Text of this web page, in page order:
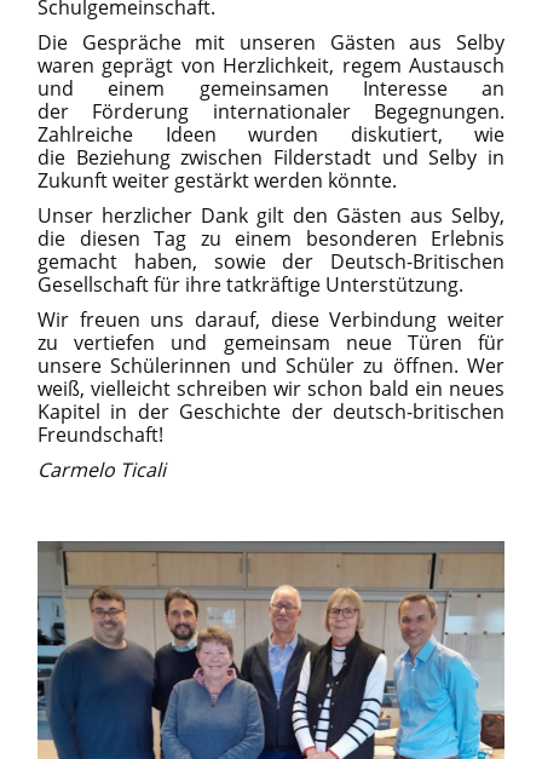
Schulgemeinschaft.
Die Gespräche mit unseren Gästen aus Selby
waren geprägt von Herzlichkeit, regem Austausch
und einem gemeinsamen Interesse an
der Förderung internationaler Begegnungen.
Zahlreiche Ideen wurden diskutiert, wie
die Beziehung zwischen Filderstadt und Selby in
Zukunft weiter gestärkt werden könnte.
Unser herzlicher Dank gilt den Gästen aus Selby,
die diesen Tag zu einem besonderen Erlebnis
gemacht haben, sowie der Deutsch-Britischen
Gesellschaft für ihre tatkräftige Unterstützung.
Wir freuen uns darauf, diese Verbindung weiter
zu vertiefen und gemeinsam neue Türen für
unsere Schülerinnen und Schüler zu öffnen. Wer
weiß, vielleicht schreiben wir schon bald ein neues
Kapitel in der Geschichte der deutsch-britischen
Freundschaft!
Carmelo Ticali